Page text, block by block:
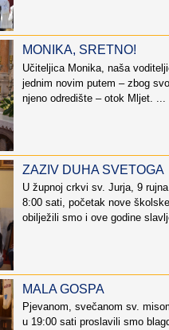
MONIKA, SRETNO!
Učiteljica Monika, naša
jednim novim putem – zbog
njeno odredište – otok Mljet. ...
ZAZIV DUHA SVETOGA
U župnoj crkvi sv. Jurja, 9
8:00 sati, početak nove
obilježili smo i ove godine
MALA GOSPA
Pjevanom, svečanom sv.
u 19:00 sati proslavili smo